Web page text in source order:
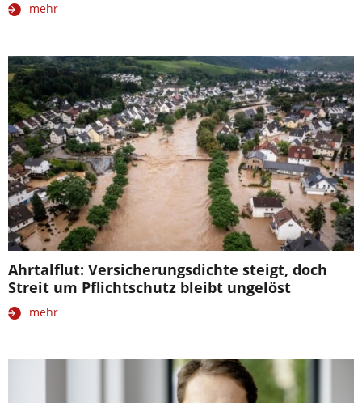
mehr
Ahrtalflut: Versicherungsdichte steigt, doch
Streit um Pflichtschutz bleibt ungelöst
mehr